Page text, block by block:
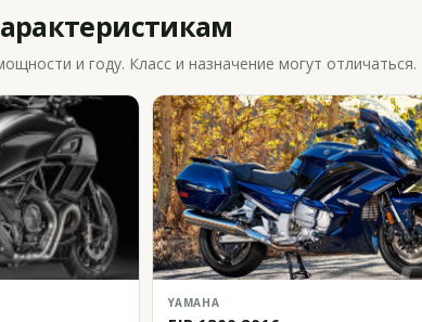
и году. Класс и назначение могут отличаться.
YAMAHA